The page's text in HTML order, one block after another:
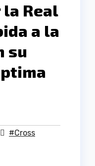
Real
a la
su
#Cross